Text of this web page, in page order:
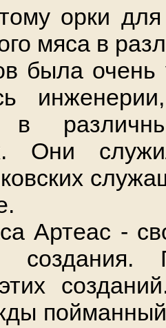
орки для
мяса в
была очень
в
Они
Артеас -
создания.
этих